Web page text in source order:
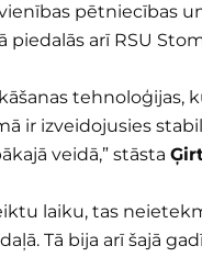
pētniecības
piedalās arī RSU
tehnoloģijas,
ir izveidojusies
veidā,” stāsta
laiku, tas
Tā bija arī šajā